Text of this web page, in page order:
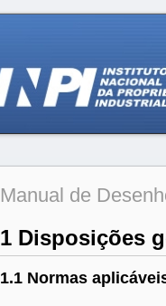
Manual de
1 Disposições
1.1 Normas